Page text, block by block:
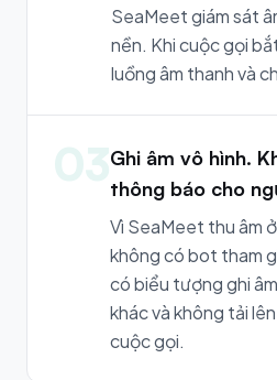
SeaMeet giám sát
nền. Khi cuộc gọi
luồng âm thanh và
03Ghi âm vô hình.
thông báo cho
Vì SeaMeet thu âm
không có bot tham
có biểu tượng ghi
khác và không tải
cuộc gọi.